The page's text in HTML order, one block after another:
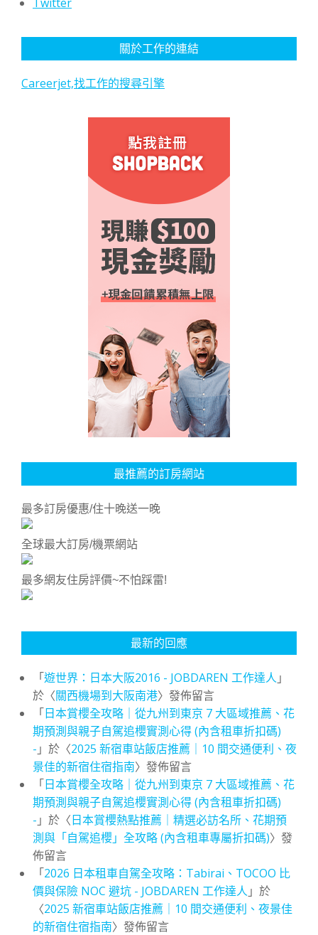
關於工作的連結
Careerjet,找工作的搜尋引擎
最推薦的訂房網站
最多訂房優惠/住十晚送一晚
全球最大訂房/機票網站
最多網友住房評價~不怕踩雷!
最新的回應
「遊世界：日本大阪2016 - JOBDAREN 工作達人 」
於〈關西機場到大阪南港〉發佈留言
「日本賞櫻全攻略｜從九州到東京 7 大區域推薦、花
期預測與親子自駕追櫻實測心得 (內含租車折扣碼)
- 」於〈2025 新宿車站飯店推薦｜10 間交通便利、夜
景佳的新宿住宿指南〉發佈留言
「日本賞櫻全攻略｜從九州到東京 7 大區域推薦、花
期預測與親子自駕追櫻實測心得 (內含租車折扣碼)
- 」於〈日本賞櫻熱點推薦｜精選必訪名所、花期預
測與「自駕追櫻」全攻略 (內含租車專屬折扣碼)〉發
佈留言
「2026 日本租車自駕全攻略：Tabirai、TOCOO 比
價與保險 NOC 避坑 - JOBDAREN 工作達人 」於
〈2025 新宿車站飯店推薦｜10 間交通便利、夜景佳
的新宿住宿指南〉發佈留言